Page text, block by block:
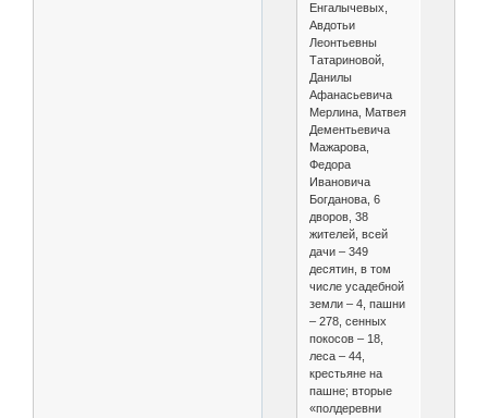
Енгалычевых,
Авдотьи
Леонтьевны
Татариновой,
Данилы
Афанасьевича
Мерлина, Матвея
Дементьевича
Мажарова,
Федора
Ивановича
Богданова, 6
дворов, 38
жителей, всей
дачи – 349
десятин, в том
числе усадебной
земли – 4, пашни
– 278, сенных
покосов – 18,
леса – 44,
крестьяне на
пашне; вторые
«полдеревни